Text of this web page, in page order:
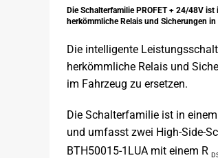
Die Schalterfamilie PROFET + 24/48V
herkömmliche Relais und Sicherungen
Die intelligente
herkömmliche Relais und
im Fahrzeug zu ersetzen.
Die Schalterfamilie ist in
und umfasst zwei High-Side-
BTH50015-1LUA mit einem R